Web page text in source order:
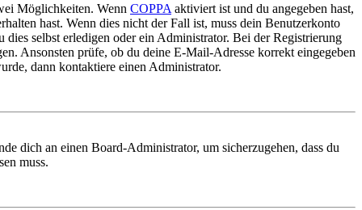
Möglichkeiten. Wenn COPPA aktiviert ist und du angegeben hast,
hast. Wenn dies nicht der Fall ist, muss dein Benutzerkonto
selbst erledigen oder ein Administrator. Bei der Registrierung
Ansonsten prüfe, ob du deine E-Mail-Adresse korrekt eingegeben
dann kontaktiere einen Administrator.
dich an einen Board-Administrator, um sicherzugehen, dass du
muss.